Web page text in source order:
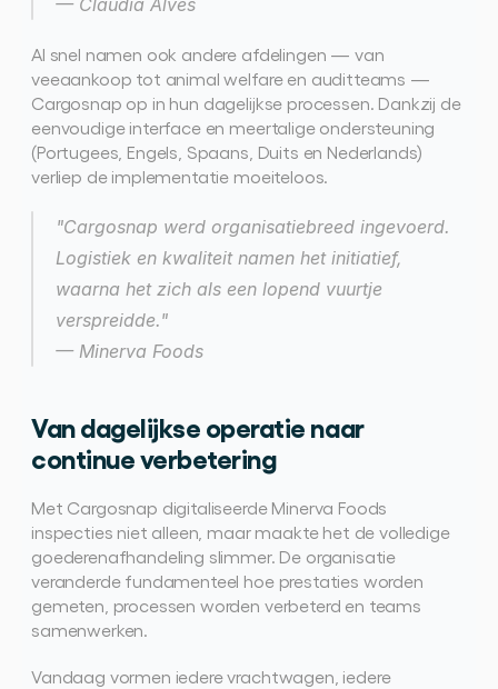
— Cláudia Alves
Al snel namen ook andere afdelingen — van
veeaankoop tot animal welfare en auditteams —
Cargosnap op in hun dagelijkse processen. Dankzij de
eenvoudige interface en meertalige ondersteuning
(Portugees, Engels, Spaans, Duits en Nederlands)
verliep de implementatie moeiteloos.
"Cargosnap werd organisatiebreed ingevoerd.
Logistiek en kwaliteit namen het initiatief,
waarna het zich als een lopend vuurtje
verspreidde."
— Minerva Foods
Van dagelijkse operatie naar
continue verbetering
Met Cargosnap digitaliseerde Minerva Foods
inspecties niet alleen, maar maakte het de volledige
goederenafhandeling slimmer. De organisatie
veranderde fundamenteel hoe prestaties worden
gemeten, processen worden verbeterd en teams
samenwerken.
Vandaag vormen iedere vrachtwagen, iedere